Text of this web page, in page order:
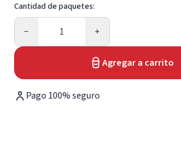
Cantidad de paquetes:
−
Cantidad
+
Agregar a carrito
Pago 100% seguro